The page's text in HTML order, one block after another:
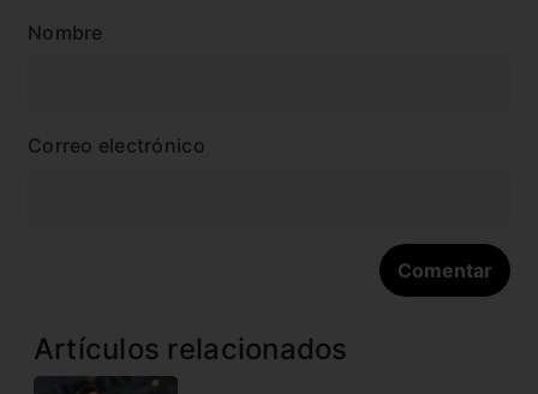
Nombre
Correo electrónico
Artículos relacionados